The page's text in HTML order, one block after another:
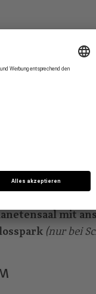
für das
für Bläser
und seine
Jagdfanfaren
Telemann,
und Duette des
und Fagott
mit
(nur bei